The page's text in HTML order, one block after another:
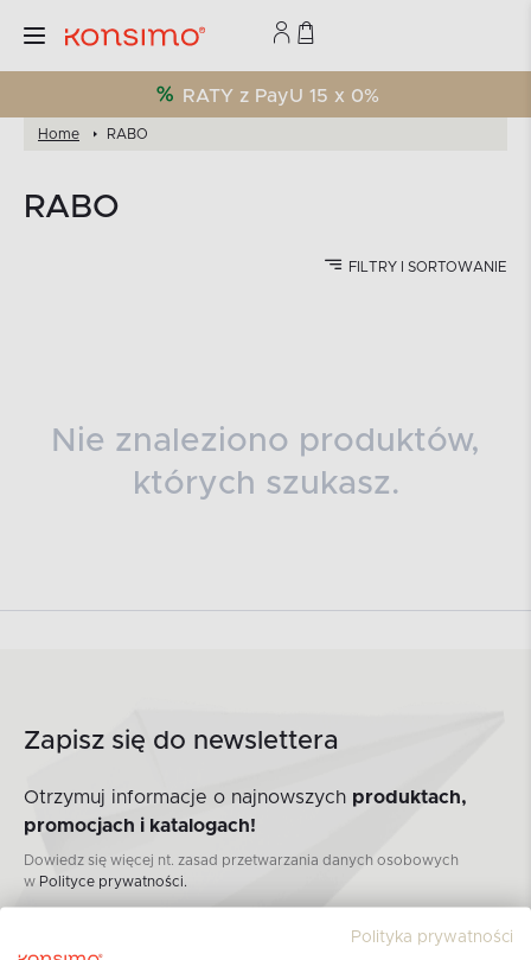
RATY z PayU 15 x 0%
Home RABO
RABO
FILTRY I SORTOWANIE
Nie znaleziono produktów,
których szukasz.
Zapisz się do newslettera
Otrzymuj informacje o najnowszych produktach,
promocjach i katalogach!
Dowiedz się więcej nt. zasad przetwarzania danych osobowych
w Polityce prywatności.
ZAPISZ SIĘ DO NEWSLETTERAPolityka prywatności